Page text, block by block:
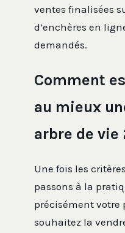
ventes finalisées
d’enchères en
demandés.
Comment
au mieux
arbre de vie
Une fois les
passons à la
précisément votre
souhaitez la